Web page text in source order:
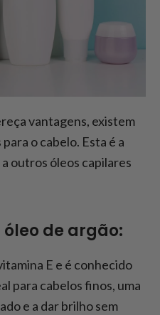
vantagens, existem
o cabelo. Esta é a
outros óleos capilares
óleo de argão:
E e é conhecido
para cabelos finos, uma
e a dar brilho sem